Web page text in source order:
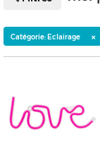
Catégorie: Eclairage ×